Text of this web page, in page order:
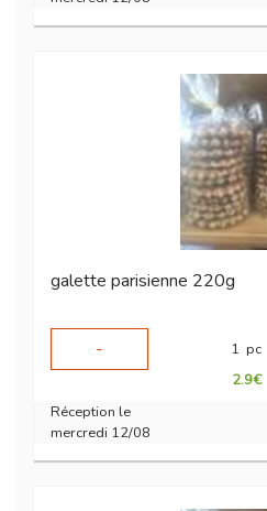
galette parisienne 220g
-
1 pc
2.9€
Réception le
mercredi 12/08